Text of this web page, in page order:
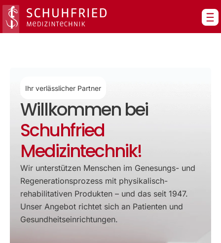
Zum
Inhalt
springen
Ihr verlässlicher Partner
Willkommen bei
Schuhfried
Medizintechnik!
Wir unterstützen Menschen im Genesungs- und
Regenerationsprozess mit physikalisch-
rehabilitativen Produkten – und das seit 1947.
Unser Angebot richtet sich an Patienten und
Gesundheitseinrichtungen.